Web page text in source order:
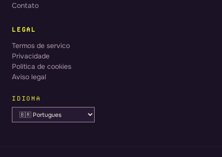
Contato
LEGAL
Termos de servico
Privacidade
Politica de cookies
Aviso legal
IDIOMA